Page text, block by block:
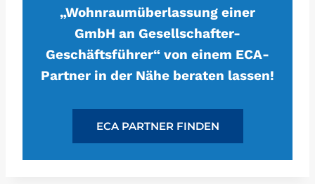
„Wohnraumüberlassung einer
GmbH an Gesellschafter-
Geschäftsführer“ von einem ECA-
Partner in der Nähe beraten lassen!
ECA PARTNER FINDEN